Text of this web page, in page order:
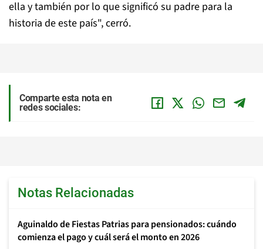
ella y también por lo que significó su padre para la
historia de este país", cerró.
Comparte esta nota en
redes sociales:
Notas Relacionadas
Aguinaldo de Fiestas Patrias para pensionados: cuándo
comienza el pago y cuál será el monto en 2026